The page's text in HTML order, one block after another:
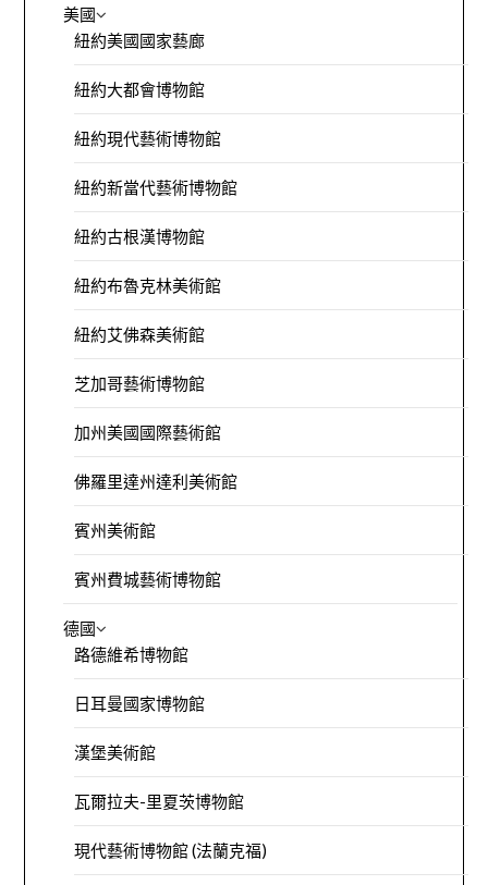
美國
紐約美國國家藝廊
紐約大都會博物館
紐約現代藝術博物館
紐約新當代藝術博物館
紐約古根漢博物館
紐約布魯克林美術館
紐約艾佛森美術館
芝加哥藝術博物館
加州美國國際藝術館
佛羅里達州達利美術館
賓州美術館
賓州費城藝術博物館
德國
路德維希博物館
日耳曼國家博物館
漢堡美術館
瓦爾拉夫-里夏茨博物館
現代藝術博物館 (法蘭克福)